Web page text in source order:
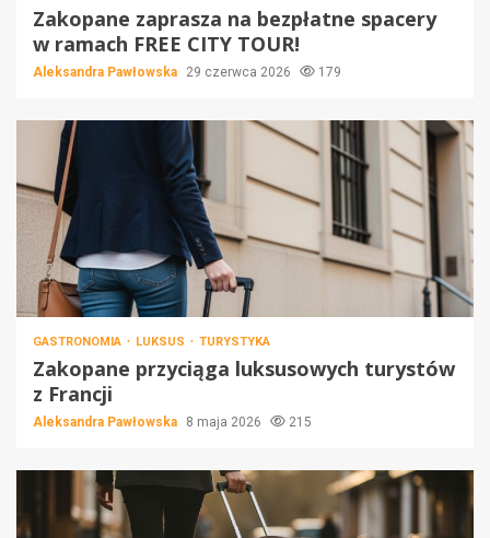
Zakopane zaprasza na bezpłatne spacery
w ramach FREE CITY TOUR!
Aleksandra Pawłowska 29 czerwca 2026 179
GASTRONOMIA LUKSUS TURYSTYKA
Zakopane przyciąga luksusowych turystów
z Francji
Aleksandra Pawłowska 8 maja 2026 215